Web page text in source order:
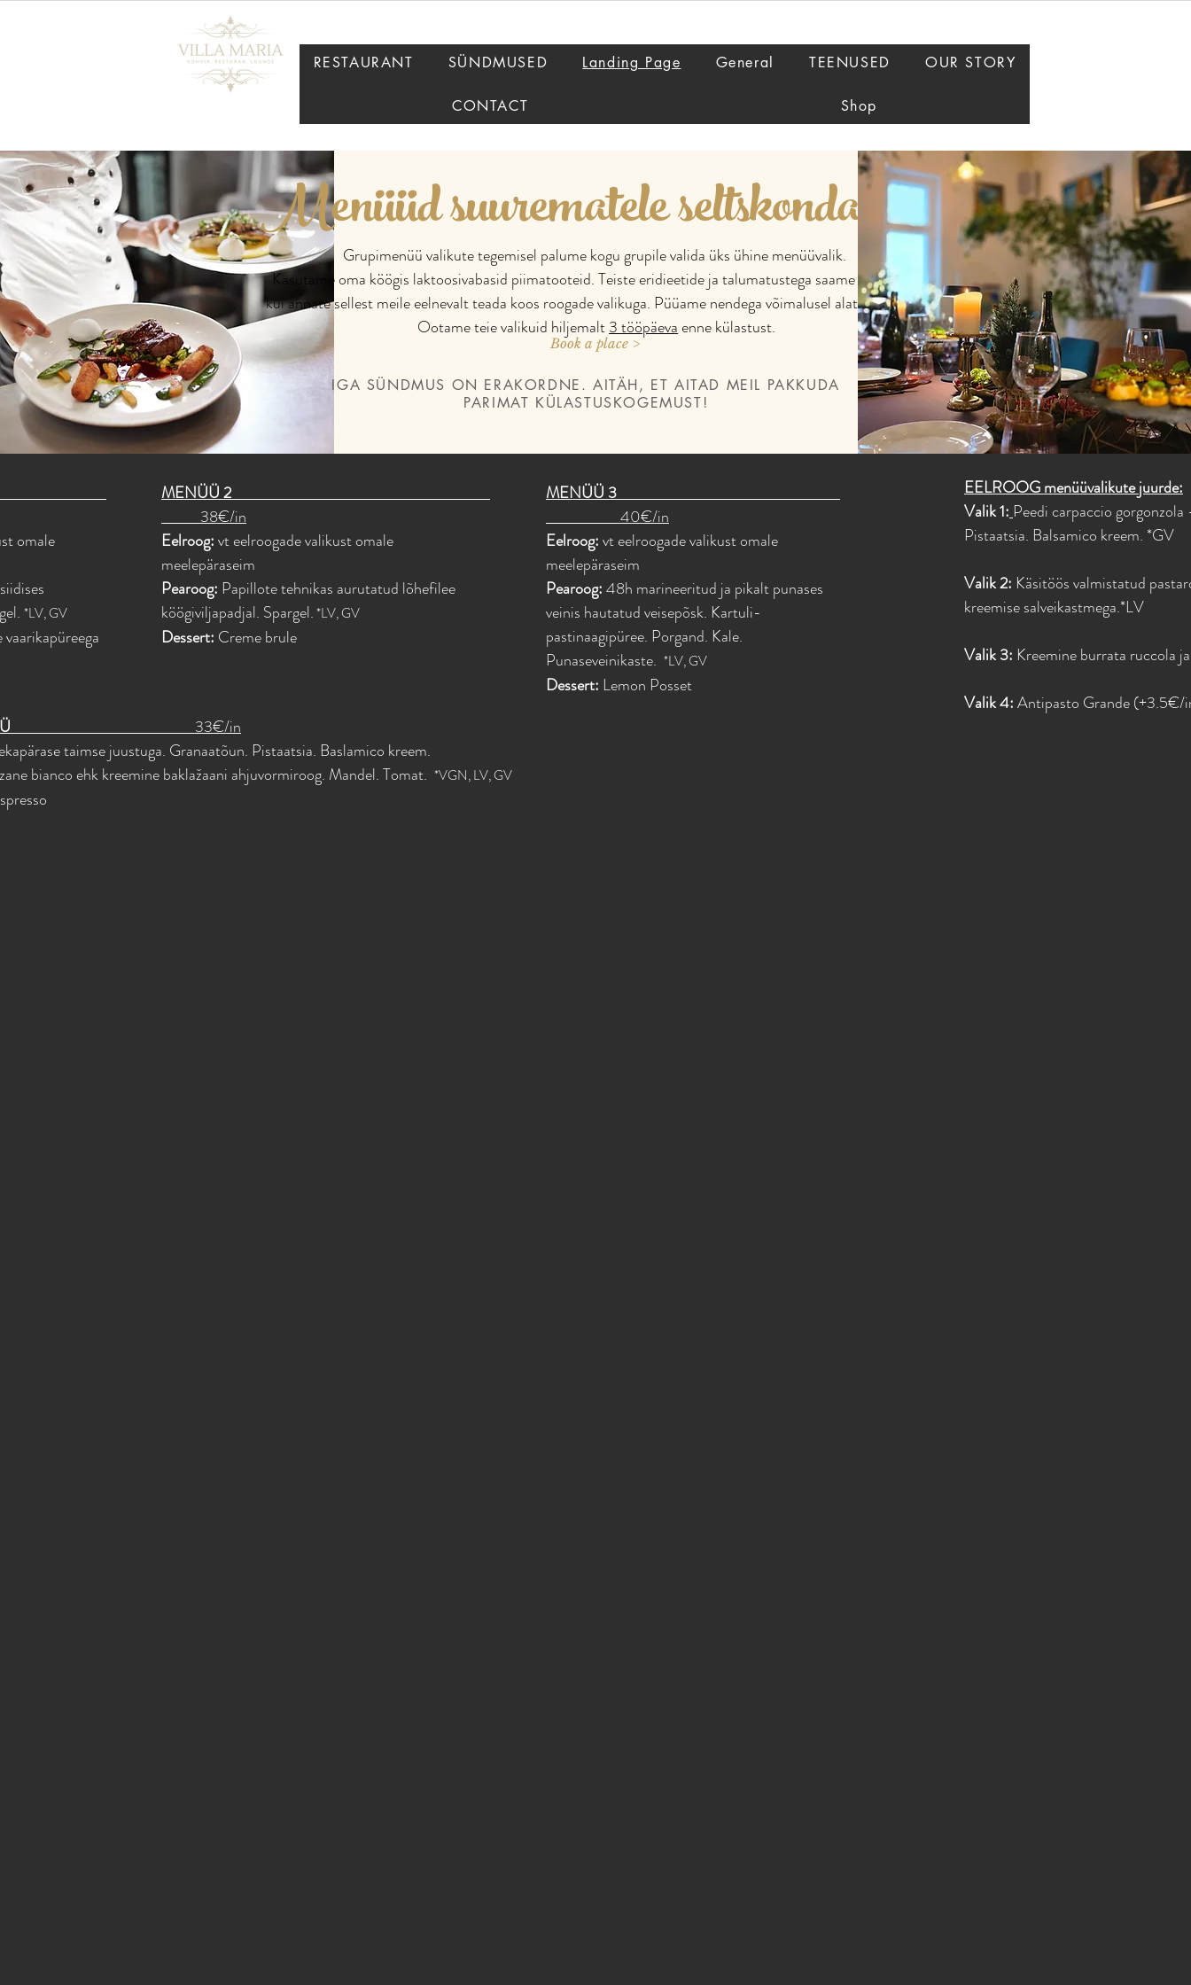
RESTAURANT SÜNDMUSED Landing Page General TEENUSED OUR STORY
CONTACT Shop
Menüüd suurematele seltskondadele
Grupimenüü valikute tegemisel palume kogu grupile valida üks ühine menüüvalik.
Kasutame oma köögis laktoosivabasid piimatooteid. Teiste eridieetide ja talumatustega saame arvestada,
kui annate sellest meile eelnevalt teada koos roogade valikuga. Püüame nendega võimalusel alati arvestada.
Ootame teie valikuid hiljemalt3 tööpäevaenne külastust.
Book a place >
IGA SÜNDMUS ON ERAKORDNE. AITÄH, ET AITAD MEIL PAKKUDA
PARIMAT KÜLASTUSKOGEMUST!
omale
*LV, GV
MENÜÜ 2
38€/in
Eelroog:vt eelroogade valikust omale
meelepäraseim
Pearoog: Papillote tehnikas aurutatud lõhefilee
köögiviljapadjal. Spargel.*LV, GV
Dessert: Creme brule
MENÜÜ 3
40€/in
Eelroog:vt eelroogade valikust omale
meelepäraseim
Pearoog:48h marineeritud ja pikalt punases
veinis hautatud veisepõsk. Kartuli-
pastinaagipüree. Porgand. Kale.
Punaseveinikaste. *LV, GV
Dessert: Lemon Posset
EELROOG menüüvalikute juurde:
Valik 1: Peedi carpaccio
Pistaatsia. Balsamico kreem. *GV
Valik 2: Käsitöös valmistatud
kreemise salveikastmega.*LV
Valik 3: Kreemine burrata ruccola
Valik 4:Antipasto Grande (+3.5€/
MENÜÜ
33€/in
taimse juustuga. Granaatõun. Pistaatsia. Baslamico kreem.
bianco ehk kreemine baklažaani ahjuvormiroog. Mandel. Tomat. *VGN, LV, GV